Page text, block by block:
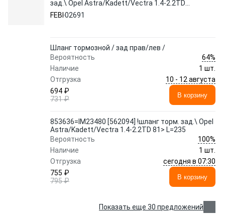
зад.\ Opel Astra/Kadett/Vectra 1.4-2.2TD
81> L=235 02691 FEBI
FEBI 02691
Шланг тормозной / зад прав/лев /
Вероятность
64%
Наличие
1 шт.
Отгрузка
10 - 12 августа
694 ₽
731 ₽
В корзину
853636=IM23480 [562094] !шланг торм. зад.\ Opel
Astra/Kadett/Vectra 1.4-2.2TD 81> L=235
Вероятность
100%
Наличие
1 шт.
Отгрузка
сегодня в 07:30
755 ₽
795 ₽
В корзину
Показать еще 30 предложений